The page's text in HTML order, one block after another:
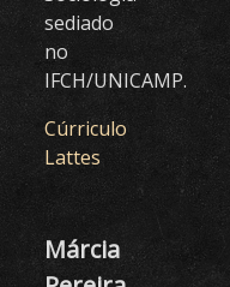
sediado
no
IFCH/UNICAMP.
Cúrriculo
Lattes
Márcia